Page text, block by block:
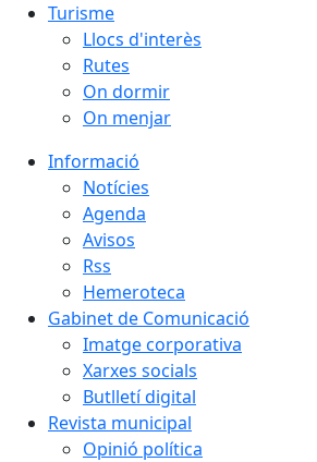
Turisme
Llocs d'interès
Rutes
On dormir
On menjar
Informació
Notícies
Agenda
Avisos
Rss
Hemeroteca
Gabinet de Comunicació
Imatge corporativa
Xarxes socials
Butlletí digital
Revista municipal
Opinió política